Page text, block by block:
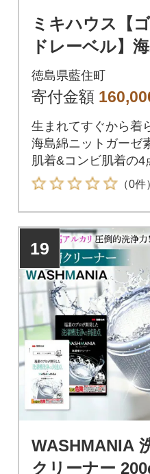
ミキハウス【
ドレーベル】
着4点セット
徳島県藍住町
寄付金額
生まれてすぐから着
海島綿ニットガーゼ
肌着&コンビ肌着の4
です。
（0件
19
WASHMANIA
クリーナー